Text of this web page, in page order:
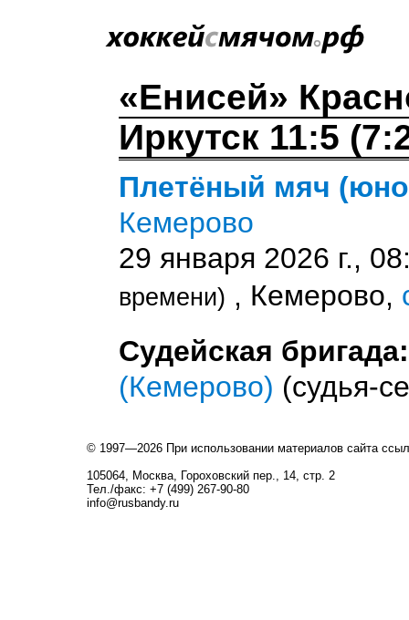
«Енисей»
Иркутск 11:5
Плетёный мяч
Кемерово
29 января 2026 г.,
времени) , Кемерово,
Судейская бригада:
(Кемерово) (судья-
© 1997—2026 При использовании материалов сайта
105064, Москва, Гороховский пер., 14, стр. 2
Тел./факс: +7 (499) 267-90-80
info@rusbandy.ru